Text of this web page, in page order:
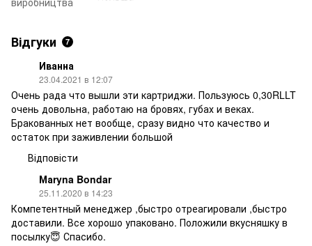
Відгуки 7
Иванна
23.04.2021 в 12:07
Очень рада что вышли эти картриджи. Пользуюсь 0,30RLLT
очень довольна, работаю на бровях, губах и веках.
Бракованных нет вообще, сразу видно что качество и
остаток при заживлении большой
Відповісти
Маryna Bondar
25.11.2020 в 14:23
Компетентный менеджер ,быстро отреагировали ,быстро
доставили. Все хорошо упаковано. Положили вкусняшку в
посылку😇 Спасибо.